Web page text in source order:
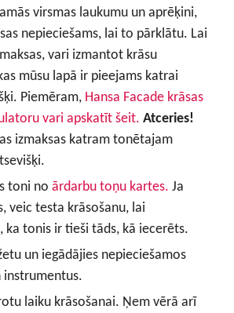
virsmas laukumu un aprēķini,
nepieciešams, lai to pārklātu. Lai
vari izmantot krāsu
mūsu lapā ir pieejams katrai
Piemēram, Hansa Facade krāsas
vari apskatīt šeit. Atceries!
izmaksas katram tonētajam
toni no ārdarbu toņu kartes. Ja
veic testa krāsošanu, lai
ka tonis ir tieši tāds, kā iecerēts.
un iegādājies nepieciešamos
instrumentus.
laiku krāsošanai. Ņem vērā arī